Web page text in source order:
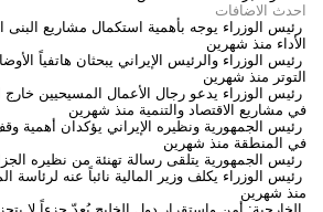
احدث الاضافات
رئيس الوزراء يوجه بأهمية استكمال مشاريع البنى
الأداء منذ شهرين
رئيس الوزراء والرئيس الإيراني يبحثان هاتفياً
التوتر منذ شهرين
رئيس الوزراء يدعو رجال الأعمال المسيحيين خارج
في مشاريع الاقتصاد والتنمية منذ شهرين
رئيس الجمهورية ونظيره الإيراني يؤكدان أهمية
في المنطقة منذ شهرين
رئيس الجمهورية يتلقى رسالة تهنئة من نظيره
رئيس الوزراء يكلف وزير المالية نائباً عنه لرئاسة
منذ شهرين